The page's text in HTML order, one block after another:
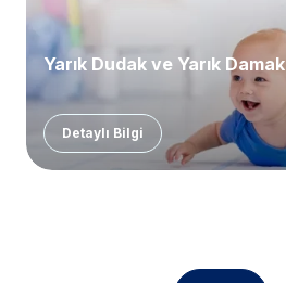
Yarık Dudak ve Yarık Damak
Detaylı Bilgi